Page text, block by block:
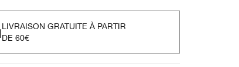
LIVRAISON GRATUITE À PARTIR
DE 60€